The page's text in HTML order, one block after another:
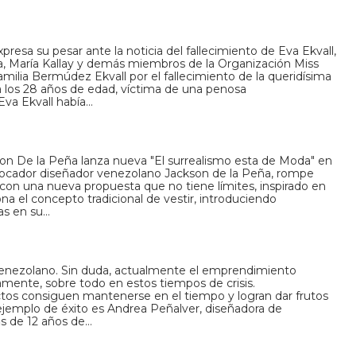
su pesar ante la noticia del fallecimiento de Eva Ekvall,
María Kallay y demás miembros de la Organización Miss
Bermúdez Ekvall por el fallecimiento de la queridísima
los 28 años de edad, víctima de una penosa
Ekvall había…
De la Peña lanza nueva "El surrealismo esta de Moda" en
diseñador venezolano Jackson de la Peña, rompe
una nueva propuesta que no tiene límites, inspirado en
el concepto tradicional de vestir, introduciendo
en su…
Sin duda, actualmente el emprendimiento
sobre todo en estos tiempos de crisis.
consiguen mantenerse en el tiempo y logran dar frutos
de éxito es Andrea Peñalver, diseñadora de
de 12 años de…